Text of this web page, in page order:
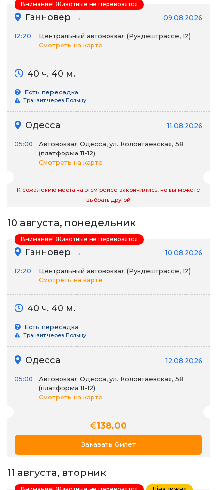
Ганновер → 09.08.2026
12:20
Центральный автовокзал (Рундештрассе, 12)
Смотреть на карте
40 ч. 40 м.
Есть пересадка
Транзит через Польшу
Одесса 11.08.2026
05:00
Автовокзал Одесса, ул. Колонтаевская, 58
(платформа 11-12)
Смотреть на карте
К сожалению места на этом рейсе закончились, но вы можете
выбрать другой
Внимание! Животные не перевозятся
10 августа, понедельник
Ганновер → 10.08.2026
12:20
Центральный автовокзал (Рундештрассе, 12)
Смотреть на карте
40 ч. 40 м.
Есть пересадка
Транзит через Польшу
Одесса 12.08.2026
05:00
Автовокзал Одесса, ул. Колонтаевская, 58
(платформа 11-12)
Смотреть на карте
€138.00
Заказать билет
Внимание! Животные не перевозятся
11 августа, вторник